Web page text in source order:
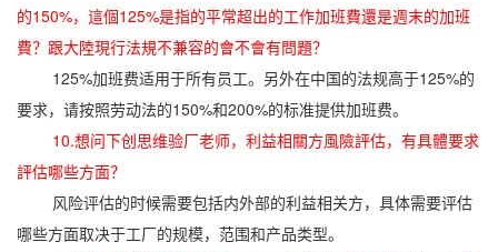
的150%，這個125%是指的平常超出的工作加班費還是週末的加班
費？跟大陸現行法規不兼容的會不會有問題？
125%加班费适用于所有员工。另外在中国的法规高于125%的
要求，请按照劳动法的150%和200%的标准提供加班费。
10.想问下创思维验厂老师，利益相關方風險評估，有具體要求
評估哪些方面？
风险评估的时候需要包括内外部的利益相关方，具体需要评估
哪些方面取决于工厂的规模，范围和产品类型。